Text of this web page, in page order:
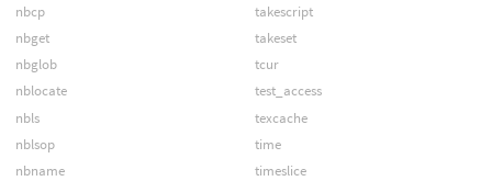
nbcp
nbget
nbglob
nblocate
nbls
nblsop
nbname
takescript
takeset
tcur
test_access
texcache
time
timeslice